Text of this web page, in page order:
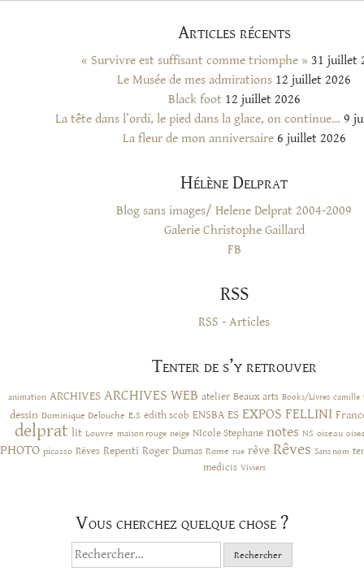
Articles récents
« Survivre est suffisant comme triomphe » 31 juillet
Le Musée de mes admirations 12 juillet 2026
Black foot 12 juillet 2026
La tête dans l’ordi, le pied dans la glace, on continue… 9
La fleur de mon anniversaire 6 juillet 2026
Hélène Delprat
Blog sans images/ Helene Delprat 2004-2009
Galerie Christophe Gaillard
FB
RSS
RSS - Articles
Tenter de s’y retrouver
animation ARCHIVES ARCHIVES WEB atelier Beaux arts Books/Livres camille
dessin Dominique Delouche E.S edith scob ENSBA ES EXPOS FELLINI
delprat lit Louvre maison rouge neige NIcole Stephane notes NS oiseau
PHOTO picasso Rêves Repenti Roger Dumas Rome rue rêve Rêves Sans nom
medicis Viviers
Vous cherchez quelque chose ?
Rechercher :